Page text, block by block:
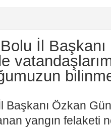
İl
Özkan
yangın felaketi